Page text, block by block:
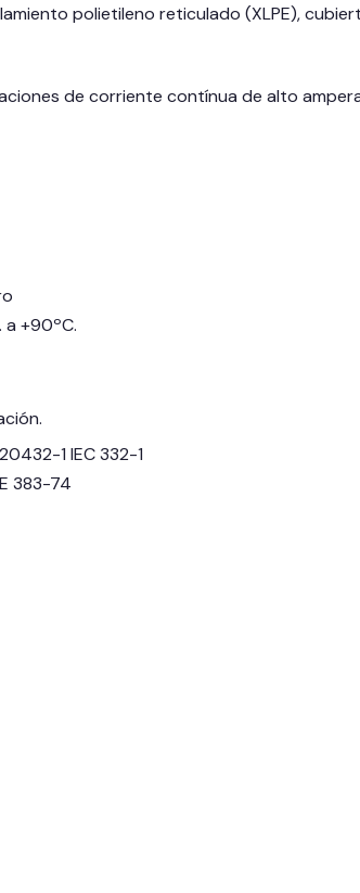
polietileno reticulado (XLPE),
de corriente contínua de alto
+90ºC.
1 IEC 332-1
383-74